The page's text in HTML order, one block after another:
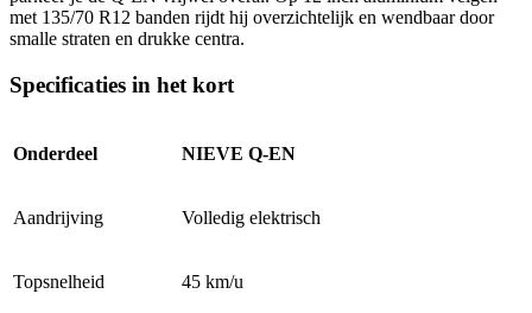
met 135/70 R12 banden rijdt hij overzichtelijk en wendbaar door
smalle straten en drukke centra.
Specificaties in het kort
Onderdeel NIEVE Q-EN
Aandrijving Volledig elektrisch
Topsnelheid 45 km/u